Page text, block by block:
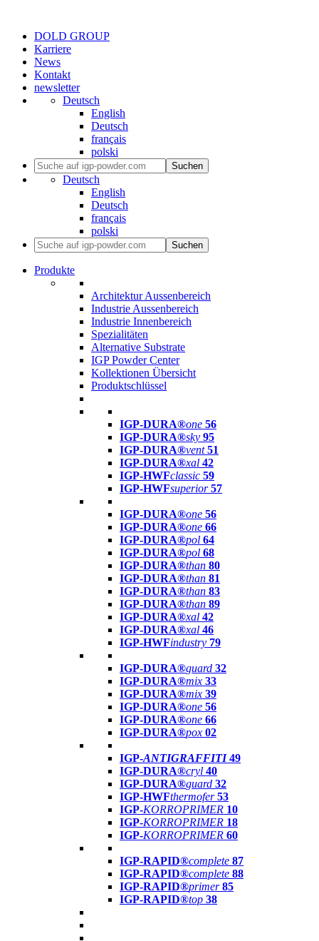
DOLD GROUP
Karriere
News
Kontakt
newsletter
Deutsch
English
Deutsch
français
polski
Suchen
Deutsch
English
Deutsch
français
polski
Suchen
Produkte
Architektur Aussenbereich
Industrie Aussenbereich
Industrie Innenbereich
Spezialitäten
Alternative Substrate
IGP Powder Center
Kollektionen Übersicht
Produktschlüssel
IGP-DURA®one 56
IGP-DURA®sky 95
IGP-DURA®vent 51
IGP-DURA®xal 42
IGP-HWFclassic 59
IGP-HWFsuperior 57
IGP-DURA®one 56
IGP-DURA®one 66
IGP-DURA®pol 64
IGP-DURA®pol 68
IGP-DURA®than 80
IGP-DURA®than 81
IGP-DURA®than 83
IGP-DURA®than 89
IGP-DURA®xal 42
IGP-DURA®xal 46
IGP-HWFindustry 79
IGP-DURA®guard 32
IGP-DURA®mix 33
IGP-DURA®mix 39
IGP-DURA®one 56
IGP-DURA®one 66
IGP-DURA®pox 02
IGP-ANTIGRAFFITI49
IGP-DURA®cryl 40
IGP-DURA®guard 32
IGP-HWFthermofer 53
IGP-KORROPRIMER 10
IGP-KORROPRIMER 18
IGP-KORROPRIMER 60
IGP-RAPID®complete 87
IGP-RAPID®complete 88
IGP-RAPID®primer 85
IGP-RAPID®top 38